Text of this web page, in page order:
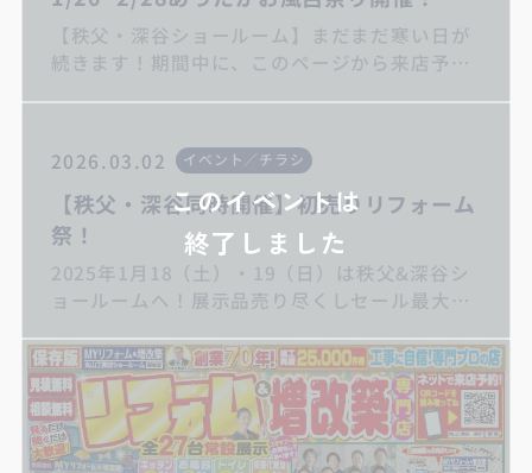
【秩父・深谷ショールーム】まだまだ寒い日が
続きます！期間中に、このページから来店予約
お見逃しなく！ いつもありがとうございま
す。埼玉県深谷市・熊谷市・秩父市・寄居町の
リフォーム・増改築・リノベーションは丸山工
務店へお任せください！
2026.03.02 イベント／チラシ
【秩父・深谷同時開催】初売りリフォーム
祭！
2025年1月18（土）・19（日）は秩父&深谷シ
ョールームへ！展示品売り尽くしセール最大
う。是非ご家族みなさんでご来場ください！
いつもありがとうございます。埼玉県秩父/深谷
地域のリフォーム・増改築・リノベーションは
丸山工務店へお任せください！
このイベントは
終了しました